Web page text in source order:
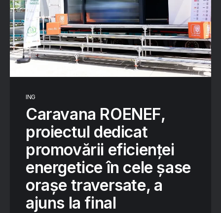
ING
Caravana ROENEF,
proiectul dedicat
promovării eficienței
energetice în cele șase
orașe traversate, a
ajuns la final